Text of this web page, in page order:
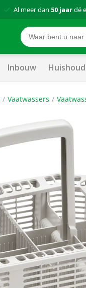
Al meer dan 50 jaardé
Inbouw
Vaatwassers